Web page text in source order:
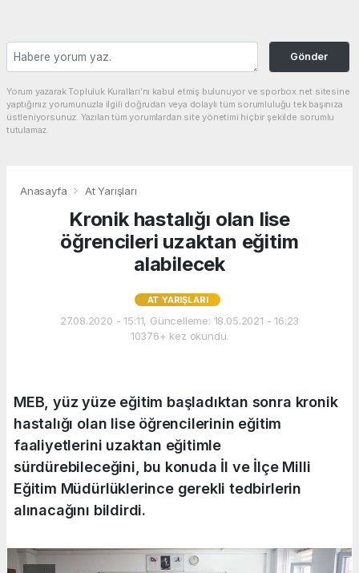
Gönder
Yorum yazarak Topluluk Kuralları’nı kabul etmiş bulunuyor ve sporbox.net sitesine
yaptığınız yorumunuzla ilgili doğrudan veya dolaylı tüm sorumluluğu tek başınıza
üstleniyorsunuz. Yazılan tüm yorumlardan site yönetimi hiçbir şekilde sorumlu
tutulamaz.
Anasayfa At Yarışları
Kronik hastalığı olan lise
öğrencileri uzaktan eğitim
alabilecek
AT YARIŞLARI
27.08.2020 - 15:11, Güncelleme: 18.05.2021 - 16:23
10376+ kez okundu.
MEB, yüz yüze eğitim başladıktan sonra kronik
hastalığı olan lise öğrencilerinin eğitim
faaliyetlerini uzaktan eğitimle
sürdürebileceğini, bu konuda İl ve İlçe Milli
Eğitim Müdürlüklerince gerekli tedbirlerin
alınacağını bildirdi.